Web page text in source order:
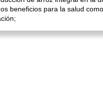
beneficios para la salud